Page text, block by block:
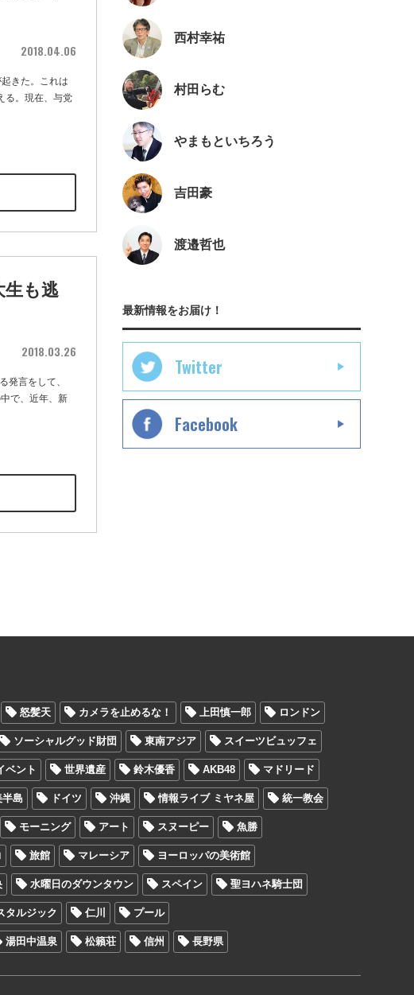
2018.04.06
きた。これは
る。現在、与党
生も逃
2018.03.26
発言をして、
で、近年、新
西村幸祐
村田らむ
やまもといちろう
吉田豪
渡邉哲也
最新情報をお届け！
Twitter
Facebook
怒髪天 カメラを止めるな！ 上田慎一郎 ロンドン
ソーシャルグッド財団 東南アジア スイーツビュッフェ
ベント 世界遺産 鈴木優香 AKB48 マドリード
島 ドイツ 沖縄 情報ライブ ミヤネ屋 統一教会
モーニング アート スヌーピー 魚勝
旅館 マレーシア ヨーロッパの美術館
水曜日のダウンタウン スペイン 聖ヨハネ騎士団
タルジック 仁川 プール
湯田中温泉 松籟荘 信州 長野県